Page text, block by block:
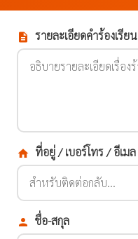
description รายละเอียดคำร้องเรียน
home ที่อยู่ / เบอร์โทร / อีเมล
person ชื่อ-สกุล